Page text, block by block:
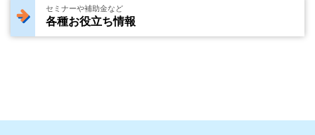
セミナーや補助金など
各種お役立ち情報